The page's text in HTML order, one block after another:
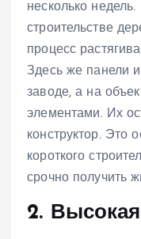
несколько
строительстве
процесс
Здесь же панели
заводе, а на
элементами. Их
конструктор. Это
короткого
срочно получить
2.